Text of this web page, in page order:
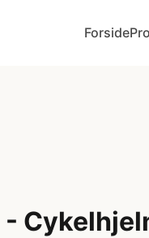
Forside
-